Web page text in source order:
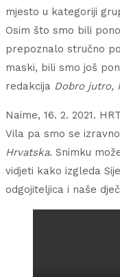
mjesto u kategoriji
Osim što smo bili
prepoznalo stručno
maski, bili smo još
redakcija Dobro jutro,
Naime, 16. 2. 2021.
Vila pa smo se
Hrvatska. Snimku
vidjeti kako izgleda
odgojiteljica i naše